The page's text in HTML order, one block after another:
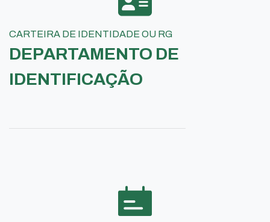
CARTEIRA DE IDENTIDADE OU RG
DEPARTAMENTO DE
IDENTIFICAÇÃO